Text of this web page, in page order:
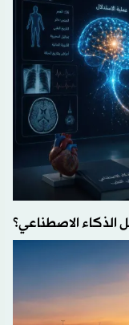
الذكاء الاصطناعي؟